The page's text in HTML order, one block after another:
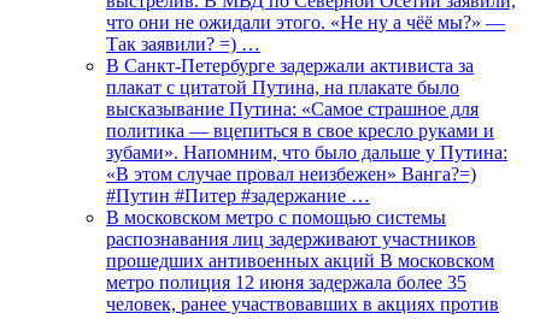
что они не ожидали этого. «Не ну а чёё мы?» —
Так заявили? =) …
В Санкт-Петербурге задержали активиста за
плакат с цитатой Путина, на плакате было
высказывание Путина: «Самое страшное для
политика — вцепиться в свое кресло руками и
зубами». Напомним, что было дальше у Путина:
«В этом случае провал неизбежен» Ванга?=)
#Путин #Питер #задержание …
В московском метро с помощью системы
распознавания лиц задерживают участников
прошедших антивоенных акций В московском
метро полиция 12 июня задержала более 35
человек, ранее участвовавших в акциях против